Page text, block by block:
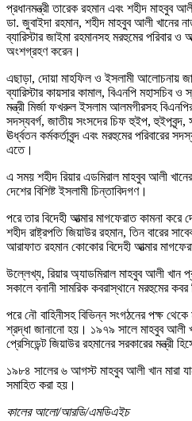
প্রধানমন্ত্রী তারেক রহমান এবং শহীদ মাহবুব
ডা. জুবাইদা রহমান, শহীদ মাহবুব আলী খানের
ব্যারিস্টার জাইমা রহমানসহ মরহুমের পরিবার
অংশগ্রহণ করেন।
এছাড়া, দোয়া মাহফিল ও ইসলামী আলোচনায়
ব্যারিস্টার কায়সার কামাল, বিএনপি মহাসচিব
মন্ত্রী মির্জা ফখরুল ইসলাম আলমগীরসহ বিএনপির
সদস্যবর্গ, জাতীয় সংসদের চিফ হুইপ, হুইপবৃন্দ,
ঊর্ধ্বতন কর্মকর্তাবৃন্দ এবং মরহুমের পরিবারের
এতে।
এ সময় শহীদ রিয়ার এডমিরাল মাহবুব আলী
দেশের বিশিষ্ট ইসলামী চিন্তাবিদগণ।
পরে তার বিদেহী আত্মার মাগফেরাত কামনা
শহীদ রাষ্ট্রপতি জিয়াউর রহমান, তিন বারের
আরাফাত রহমান কোকোর বিদেহী আত্মার
উল্লেখ্য, রিয়ার অ্যাডমিরাল মাহবুব আলী খান
সকালে বনানী সামরিক কবরাস্থানে মরহুমের
পরে নৌ বাহিনীসহ বিভিন্ন সংগঠনের পক্ষ
শ্রদ্ধা জানানো হয়। ১৯৭৯ সালে মাহবুব আলী
প্রেসিডেন্ট জিয়াউর রহমানের সরকারের মন্ত্রী
১৯৮৪ সালের ৬ আগস্ট মাহবুব আলী খান মারা
সমাহিত করা হয়।
কালের আলো/আরডি/এমডিএইচ